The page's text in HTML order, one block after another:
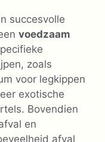
succesvolle
voedzaam
zoals
voor legkippen
exotische
Bovendien
en
afval